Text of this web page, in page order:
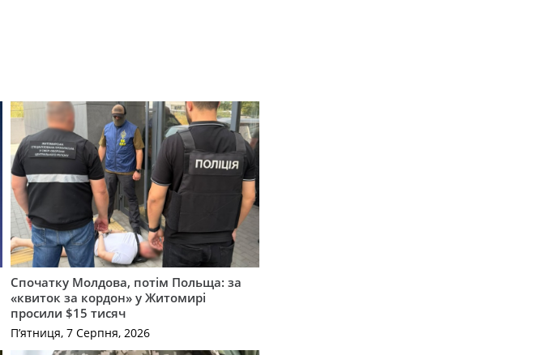
Спочатку Молдова, потім Польща: за
«квиток за кордон» у Житомирі
просили $15 тисяч
П’ятниця, 7 Серпня, 2026